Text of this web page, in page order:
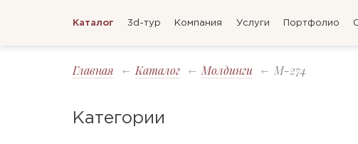
Каталог 3d-тур Компания Услуги Портфолио
Главная Каталог Молдинги M-274
Категории